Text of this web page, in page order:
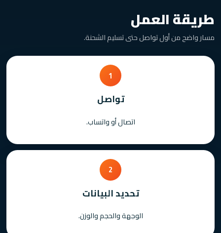
طريقة العمل
مسار واضح من أول تواصل حتى تسليم الشحنة.
1
تواصل
اتصال أو واتساب.
2
تحديد البيانات
الوجهة والحجم والوزن.